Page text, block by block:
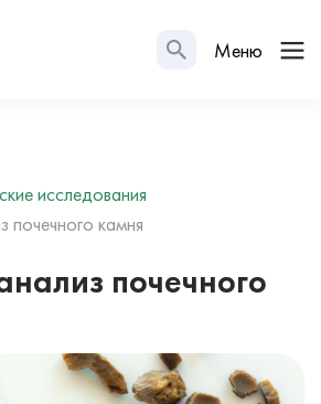
Меню
исследования
почечного камня
почечного